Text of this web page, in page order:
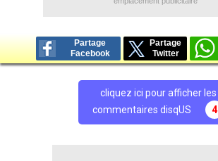
Partage
Facebook
Partage
Twitter
cliquez ici pour afficher les
commentaires disqUS
4